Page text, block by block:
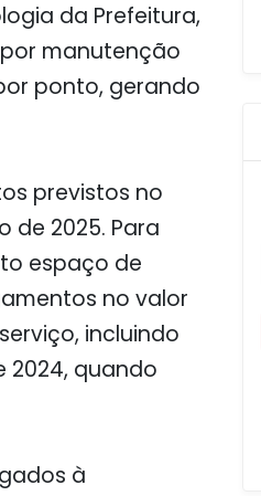
da Prefeitura,
manutenção
ponto, gerando
previstos no
2025. Para
espaço de
no valor
incluindo
2024, quando
à